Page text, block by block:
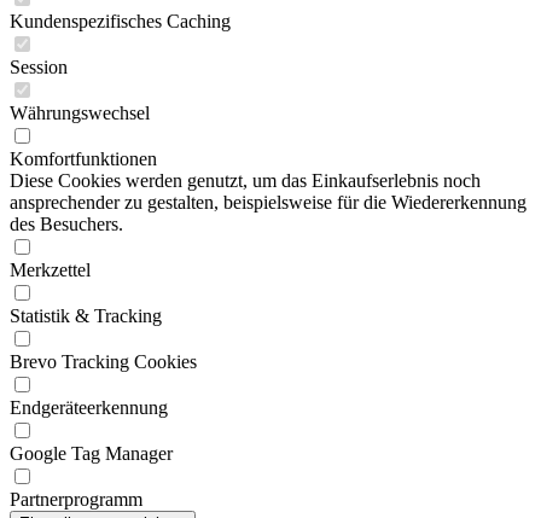
Kundenspezifisches Caching
Session
Währungswechsel
Komfortfunktionen
Diese Cookies werden genutzt, um das Einkaufserlebnis noch
ansprechender zu gestalten, beispielsweise für die Wiedererkennung
des Besuchers.
Merkzettel
Statistik & Tracking
Brevo Tracking Cookies
Endgeräteerkennung
Google Tag Manager
Partnerprogramm